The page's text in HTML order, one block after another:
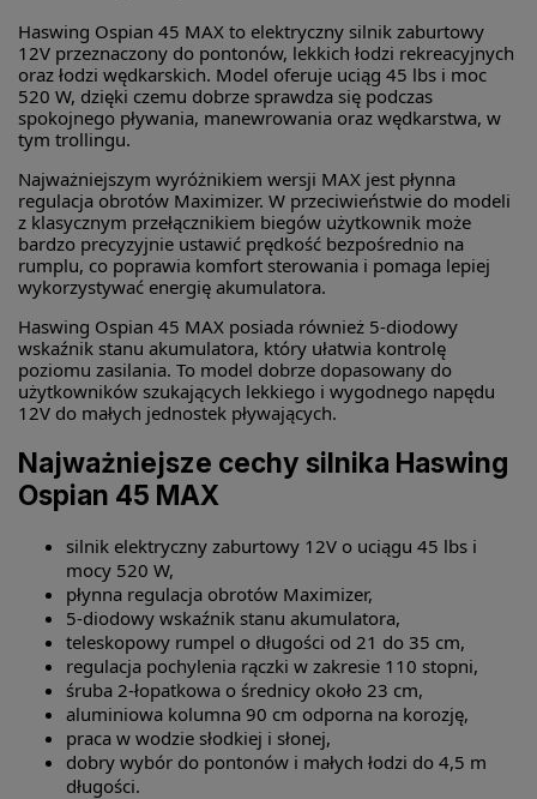
Haswing Ospian 45 MAX to elektryczny silnik zaburtowy
12V przeznaczony do pontonów, lekkich łodzi rekreacyjnych
oraz łodzi wędkarskich. Model oferuje uciąg 45 lbs i moc
520 W, dzięki czemu dobrze sprawdza się podczas
spokojnego pływania, manewrowania oraz wędkarstwa, w
tym trollingu.
Najważniejszym wyróżnikiem wersji MAX jest płynna
regulacja obrotów Maximizer. W przeciwieństwie do modeli
z klasycznym przełącznikiem biegów użytkownik może
bardzo precyzyjnie ustawić prędkość bezpośrednio na
rumplu, co poprawia komfort sterowania i pomaga lepiej
wykorzystywać energię akumulatora.
Haswing Ospian 45 MAX posiada również 5-diodowy
wskaźnik stanu akumulatora, który ułatwia kontrolę
poziomu zasilania. To model dobrze dopasowany do
użytkowników szukających lekkiego i wygodnego napędu
12V do małych jednostek pływających.
Najważniejsze cechy silnika Haswing
Ospian 45 MAX
silnik elektryczny zaburtowy 12V o uciągu 45 lbs i
mocy 520 W,
płynna regulacja obrotów Maximizer,
5-diodowy wskaźnik stanu akumulatora,
teleskopowy rumpel o długości od 21 do 35 cm,
regulacja pochylenia rączki w zakresie 110 stopni,
śruba 2-łopatkowa o średnicy około 23 cm,
aluminiowa kolumna 90 cm odporna na korozję,
praca w wodzie słodkiej i słonej,
dobry wybór do pontonów i małych łodzi do 4,5 m
długości.